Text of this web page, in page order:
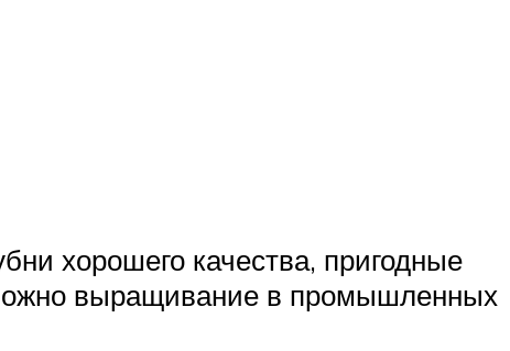
хорошего качества, пригодные
выращивание в промышленных